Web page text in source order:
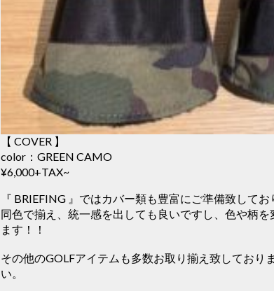
【 COVER 】
color：GREEN CAMO
¥6,000+TAX~
『 BRIEFING 』ではカバー類も豊富にご準備致してお
同色で揃え、統一感を出しても良いですし、色や柄
ます！！
その他のGOLFアイテムも多数お取り揃え致しており
い。